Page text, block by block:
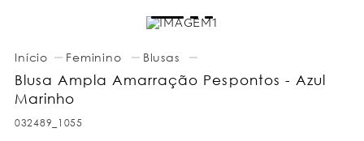
Feminino Blusas
Blusa Ampla Amarração Pespontos - Azul
Marinho
032489_1055